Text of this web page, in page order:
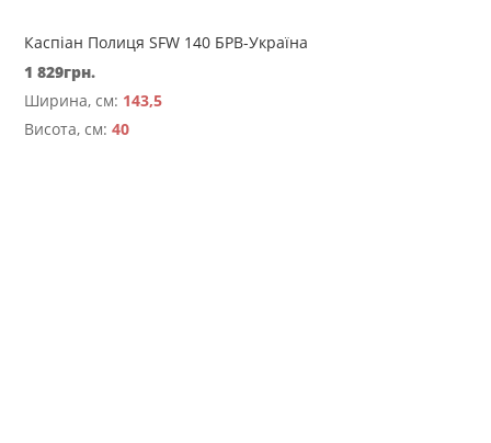
Каспіан Полиця SFW 140 БРВ-Україна
1 829грн.
Ширина, см: 143,5
Висота, см:40